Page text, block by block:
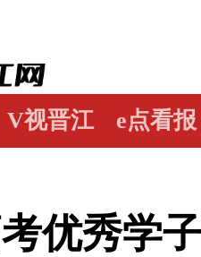
V视晋江 e点看报
优秀学